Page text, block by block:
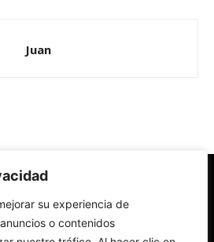
su experiencia de
o contenidos
Juan
la Iglesia católica y la sociedad